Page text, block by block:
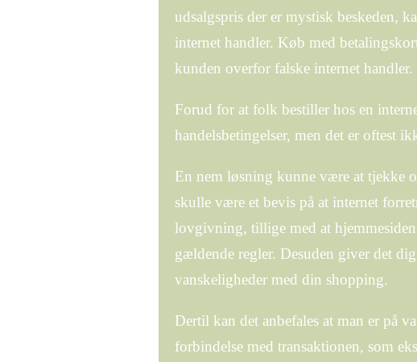
udsalgspris der er mystisk beskeden,
internet handler. Køb med
kunden overfor falske internet handler.
Forud for at folk bestiller hos en
handelsbetingelser, men det er oftest
En nem løsning kunne være at tjekke
skulle være et bevis på at internet
lovgivning, tillige med at
gældende regler. Desuden giver det
vanskeligheder med din shopping.
Dertil kan det anbefales at man er på
forbindelse med transaktionen, som